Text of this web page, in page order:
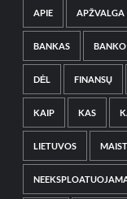
APIE APŽVALGA
BANKAS BANKO
DĖL FINANSŲ
KAIP KAS
LIETUVOS